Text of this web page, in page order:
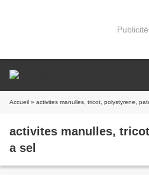
Publicité
Accueil » activites manulles, tricot, polystyrene,
activites manulles,
a sel